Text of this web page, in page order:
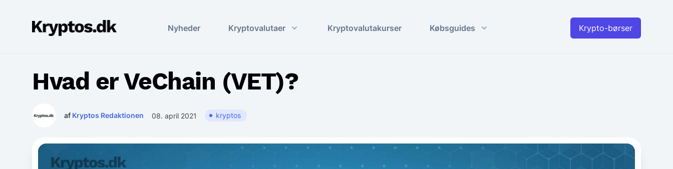
Kryptos.dk Nyheder Kryptovalutaer Kryptovalutakurser Købsguides Krypto-børser
Hvad er VeChain (VET)?
af Kryptos Redaktionen 08. april 2021 kryptos